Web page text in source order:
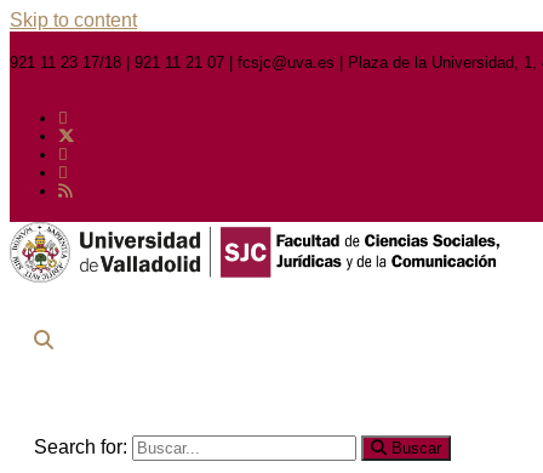
Skip to content
921 11 23 17/18 | 921 11 21 07 | fcsjc@uva.es | Plaza de la Universidad, 1,
Search for: Buscar